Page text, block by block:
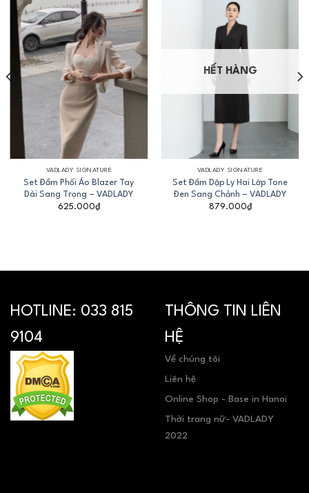
VADLADY SIGNATURE
Set Đầm Phối Áo Blazer Tay
Dài Sang Trọng – VADLADY
625.000₫
HẾT HÀNG
VADLADY SIGNATURE
Set Đầm Dập Ly Hai Lớp Tone
Đen Sang Chảnh – VADLADY
879.000₫
HOTLINE: 033 815
9104
THÔNG TIN LIÊN
HỆ
Về chúng tôi
Liên hệ
Online Shop - Base in Hanoi
Thời trang nữ- VADLADY
2022